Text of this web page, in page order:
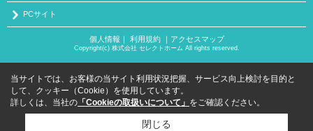
PCサイト
個人情報 ｜ 利用規約｜ アクセスマップ
Copyright(c) 株式会社 セレクトホーム All rights reserved.
当サイトでは、お客様の当サイト利用状況把握、サービス向上検討を目的と
して、クッキー（Cookie）を使用しています。
詳しくは、当社の 「Cookieの取扱いについて」 をご確認ください。
閉じる